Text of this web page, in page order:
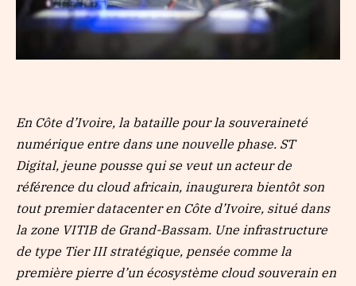
En Côte d’Ivoire, la bataille pour la souveraineté
numérique entre dans une nouvelle phase. ST
Digital, jeune pousse qui se veut un acteur de
référence du cloud africain, inaugurera bientôt son
tout premier datacenter en Côte d’Ivoire, situé dans
la zone VITIB de Grand-Bassam. Une infrastructure
de type Tier III stratégique, pensée comme la
première pierre d’un écosystème cloud souverain en